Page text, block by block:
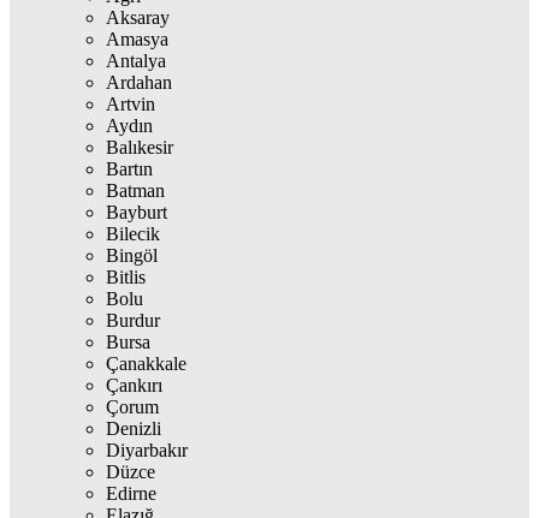
Aksaray
Amasya
Antalya
Ardahan
Artvin
Aydın
Balıkesir
Bartın
Batman
Bayburt
Bilecik
Bingöl
Bitlis
Bolu
Burdur
Bursa
Çanakkale
Çankırı
Çorum
Denizli
Diyarbakır
Düzce
Edirne